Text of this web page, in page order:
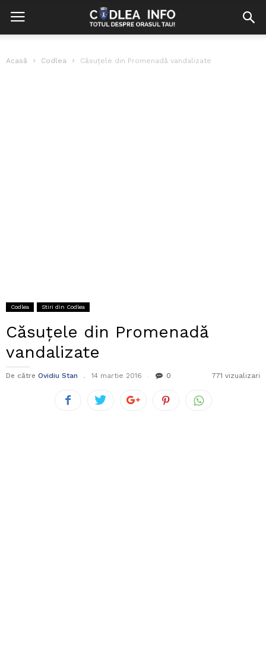
Acasă Codlea Căsuțele din Promenadă vandalizate
Codlea Stiri din Codlea
Căsuțele din Promenadă
vandalizate
De către Ovidiu Stan 14 martie 2016 0 771 vizualizari